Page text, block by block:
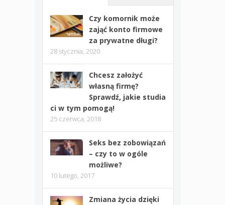
Czy komornik może
zająć konto firmowe
za prywatne długi?
28 stycznia, 2020
Chcesz założyć
własną firmę?
Sprawdź, jakie studia
ci w tym pomogą!
25 czerwca, 2018
Seks bez zobowiązań
– czy to w ogóle
możliwe?
10 lutego, 2017
Zmiana życia dzięki